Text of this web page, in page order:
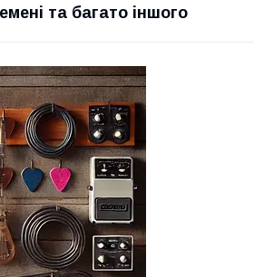
та багато іншого